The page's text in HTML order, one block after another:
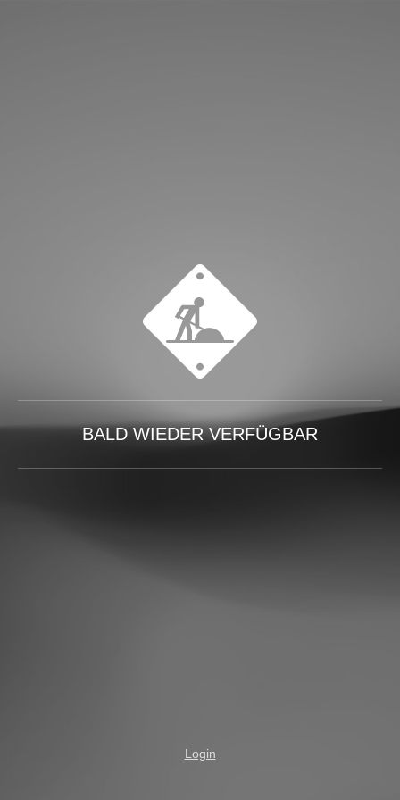
BALD WIEDER VERFÜGBAR
Login